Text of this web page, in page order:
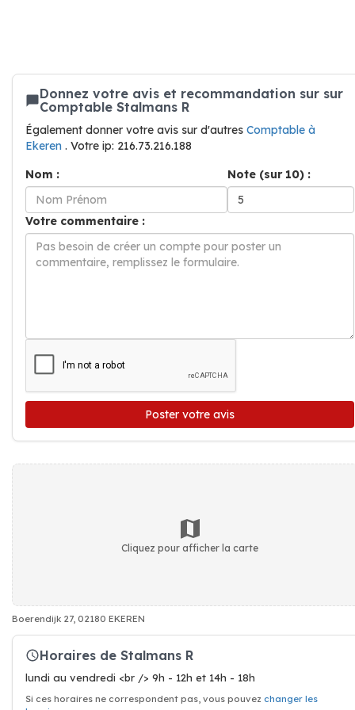
Donnez votre avis et recommandation sur sur
Comptable Stalmans R
Également donner votre avis sur d'autres Comptable à
Ekeren . Votre ip: 216.73.216.188
Nom :
Note (sur 10) :
Votre commentaire :
Poster votre avis
Cliquez pour afficher la carte
Boerendijk 27, 02180 EKEREN
Horaires de Stalmans R
lundi au vendredi <br /> 9h - 12h et 14h - 18h
Si ces horaires ne correspondent pas, vous pouvez changer les